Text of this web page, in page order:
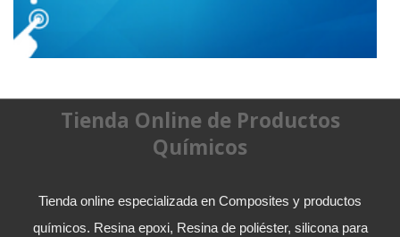
Tienda Online de Productos
Químicos
Tienda online especializada en Composites y productos
químicos. Resina epoxi, Resina de poliéster, silicona para